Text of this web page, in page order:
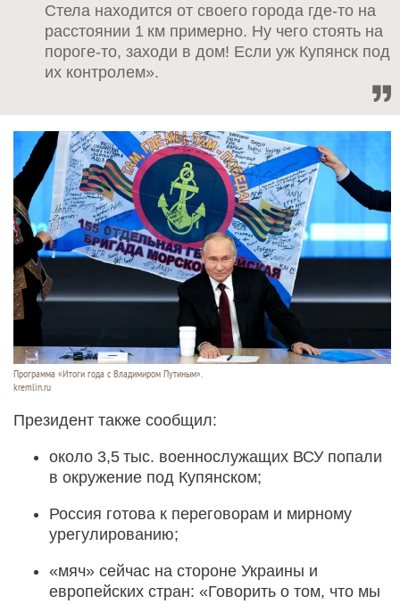
Стела находится от своего города где‑то на
расстоянии 1 км примерно. Ну чего стоять на
пороге-то, заходи в дом! Если уж Купянск под
их контролем».
Программа «Итоги года с Владимиром Путиным».
kremlin.ru
Президент также сообщил:
около 3,5 тыс. военнослужащих ВСУ попали
в окружение под Купянском;
Россия готова к переговорам и мирному
урегулированию;
«мяч» сейчас на стороне Украины и
европейских стран: «Говорить о том, что мы